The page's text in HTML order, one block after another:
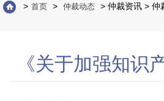
> 首页 > 仲裁动态 > 仲裁资讯 > 仲
《关于加强知识